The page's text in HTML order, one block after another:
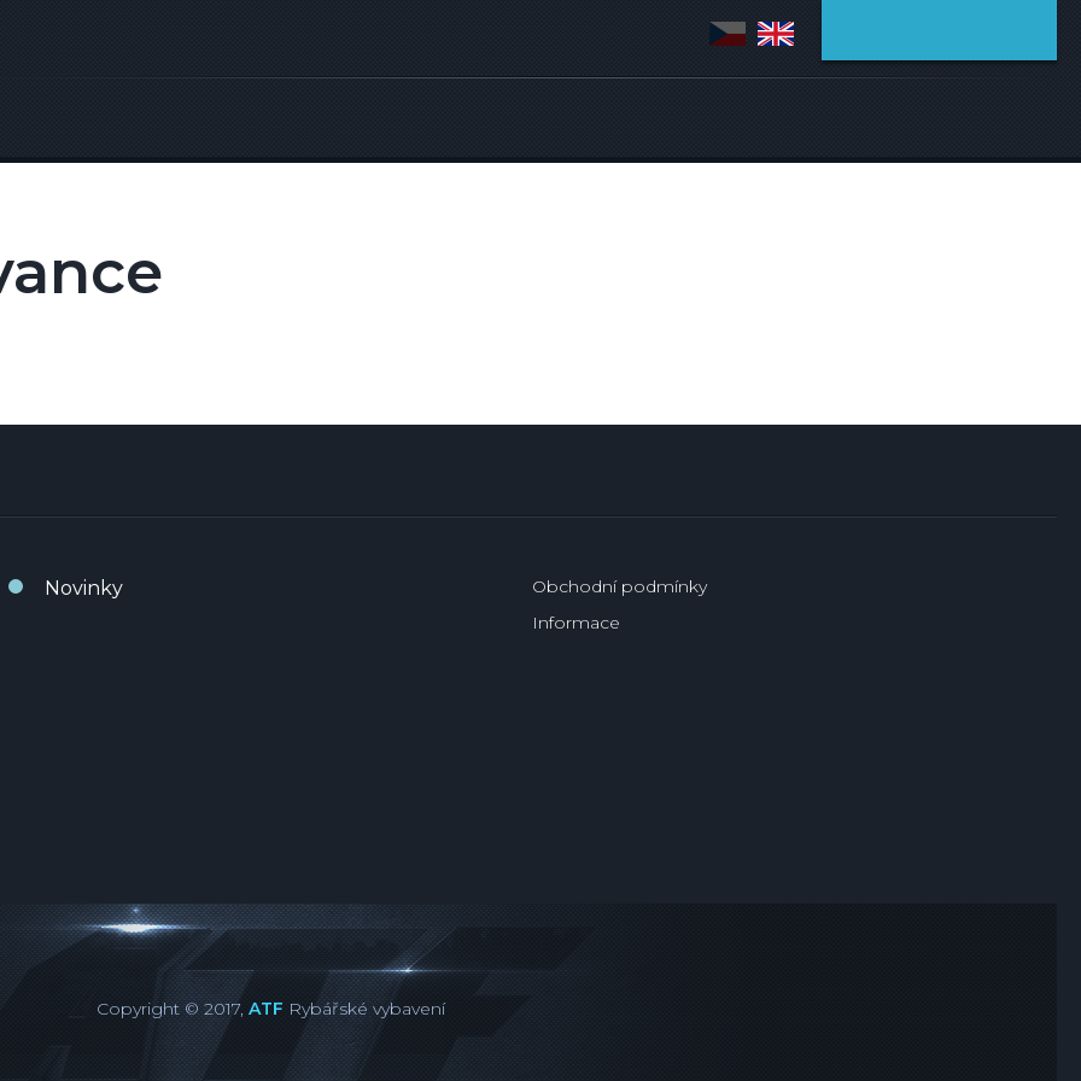
Novinky
Obchodní podmínky
Informace
Copyright © 2017, ATF Rybářské vybavení